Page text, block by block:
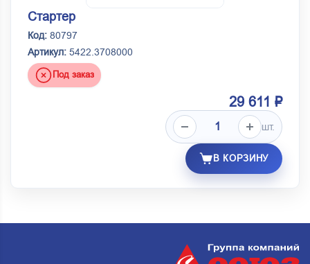
Стартер
Код: 80797
Артикул: 5422.3708000
Под заказ
29 611 ₽
шт.
В КОРЗИНУ